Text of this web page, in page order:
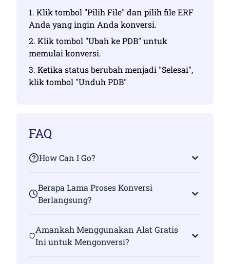
1. Klik tombol "Pilih File" dan pilih file ERF
Anda yang ingin Anda konversi.
2. Klik tombol "Ubah ke PDB" untuk
memulai konversi.
3. Ketika status berubah menjadi "Selesai",
klik tombol "Unduh PDB"
FAQ
How Can I Go?
Berapa Lama Proses Konversi
Berlangsung?
Amankah Menggunakan Alat Gratis
Ini untuk Mengonversi?